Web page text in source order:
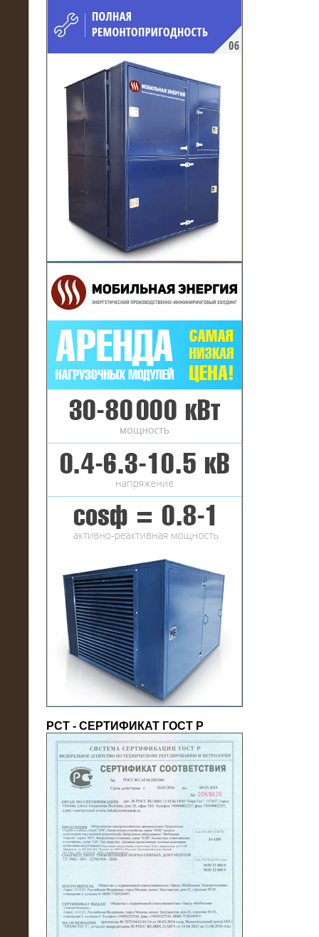
21.03.2017
Комплектная трансформаторная
подстанция 6 МВА (морское
исполнение, IP56)
16.01.2017
Аренда нагрузочного комплекса 22
МВт (10 кВ) на газовое
месторождение
17.10.2016
Резистивный высоковольтный
нагрузочный модуль 5 МВт
(напряжение 6/10 кВ)
21.08.2016
На производственное предприятие
модули 20 МВт (0,4 кВ)
РСТ - СЕРТИФИКАТ ГОСТ Р